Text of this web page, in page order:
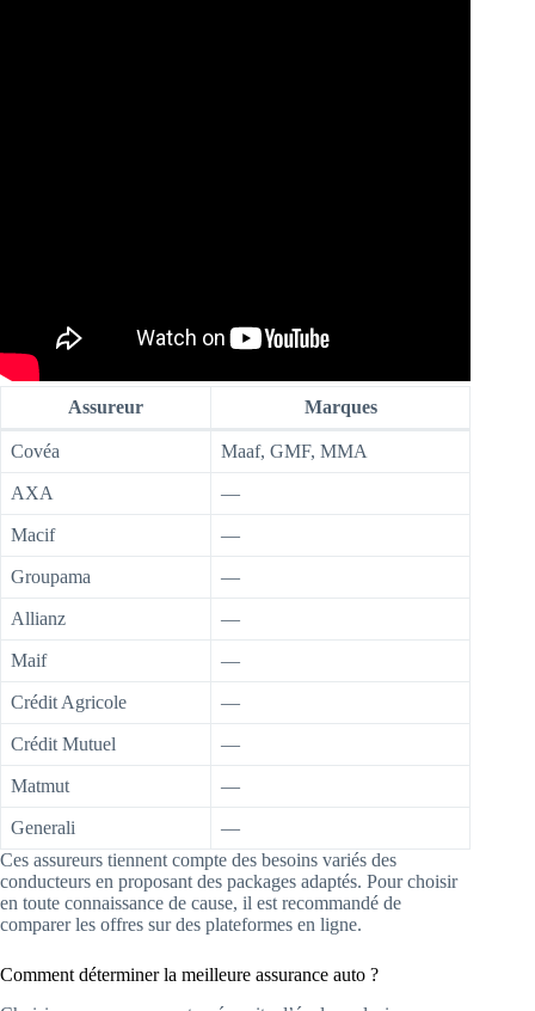
Assureur Marques
Covéa Maaf, GMF, MMA
AXA —
Macif —
Groupama —
Allianz —
Maif —
Crédit Agricole —
Crédit Mutuel —
Matmut —
Generali
—
Ces assureurs tiennent compte des besoins variés des
conducteurs en proposant des packages adaptés. Pour choisir
en toute connaissance de cause, il est recommandé de
comparer les offres sur des plateformes en ligne.
Comment déterminer la meilleure assurance auto ?